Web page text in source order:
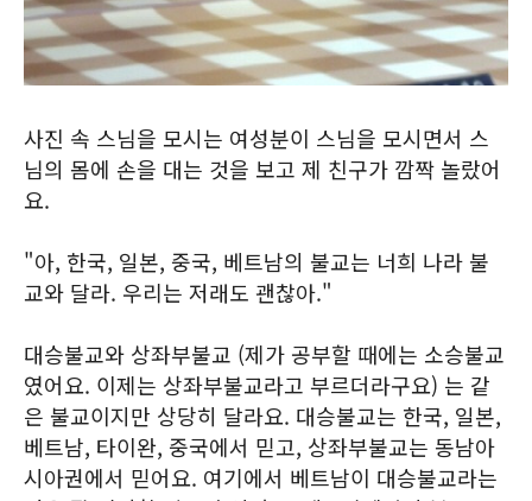
사진 속 스님을 모시는 여성분이 스님을 모시면서 스
님의 몸에 손을 대는 것을 보고 제 친구가 깜짝 놀랐어
요.
"아, 한국, 일본, 중국, 베트남의 불교는 너희 나라 불
교와 달라. 우리는 저래도 괜찮아."
대승불교와 상좌부불교 (제가 공부할 때에는 소승불교
였어요. 이제는 상좌부불교라고 부르더라구요) 는 같
은 불교이지만 상당히 달라요. 대승불교는 한국, 일본,
베트남, 타이완, 중국에서 믿고, 상좌부불교는 동남아
시아권에서 믿어요. 여기에서 베트남이 대승불교라는